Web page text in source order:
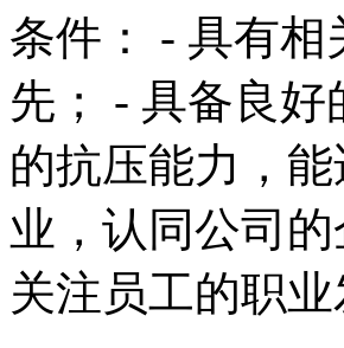
条件： - 具有
先； - 具备良
的抗压能力，
业，认同公司
关注员工的职